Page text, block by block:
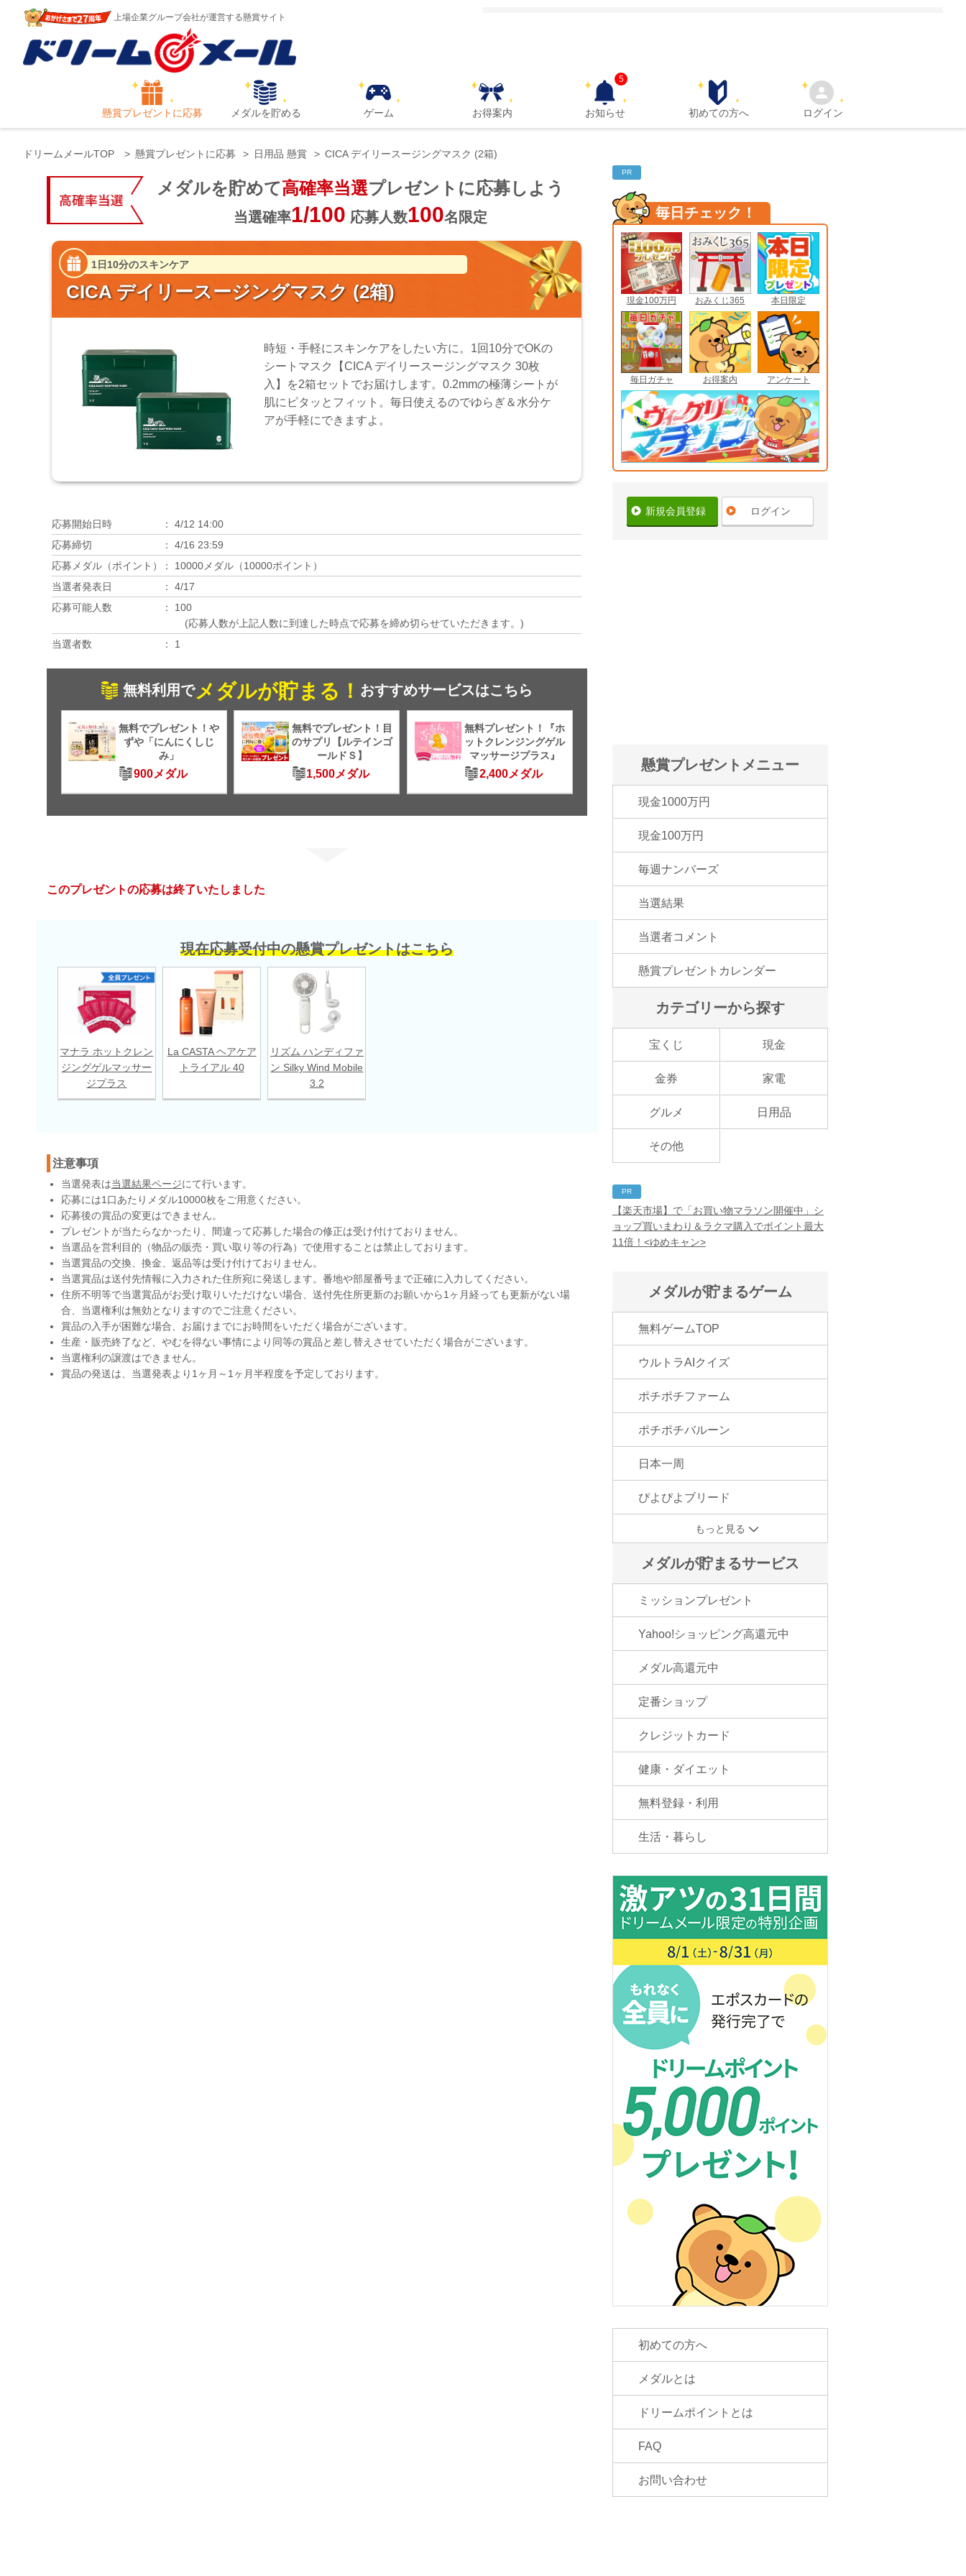
上場企業グループ会社が運営する懸賞サイト
懸賞プレゼントに応募 メダルを貯める ゲーム お得案内 お知らせ
5
初めての方へ ログイン
ドリームメールTOP 懸賞プレゼントに応募 日用品 懸賞 CICA デイリースージングマスク (2箱)
メダルを貯めて高確率当選プレゼントに応募しよう
当選確率1/100 応募人数100名限定
1日10分のスキンケア
CICA デイリースージングマスク (2箱)
時短・手軽にスキンケアをしたい方に。1回10分でOKの
シートマスク【CICA デイリースージングマスク 30枚
入】を2箱セットでお届けします。0.2mmの極薄シートが
肌にピタッとフィット。毎日使えるのでゆらぎ＆水分ケ
アが手軽にできますよ。
応募開始日時
4/12 14:00
応募締切
4/16 23:59
応募メダル（ポイント）
10000メダル（10000ポイント）
当選者発表日
4/17
応募可能人数
100
(応募人数が上記人数に到達した時点で応募を締め切らせていただきます。)
当選者数
1
無料利用でメダルが貯まる！ おすすめサービスはこちら
無料でプレゼント！や
ずや「にんにくしじ
み」
900メダル
無料でプレゼント！目
のサプリ【ルテインゴ
ールドＳ】
1,500メダル
無料プレゼント！『ホ
ットクレンジングゲル
マッサージプラス』
2,400メダル
このプレゼントの応募は終了いたしました
現在応募受付中の懸賞プレゼントはこちら
マナラ ホットクレン
ジングゲルマッサー
ジプラス
La CASTA ヘアケア
トライアル 40
リズム ハンディファ
ン Silky Wind Mobile
3.2
注意事項
当選発表は当選結果ページにて行います。
応募には1口あたりメダル10000枚をご用意ください。
応募後の賞品の変更はできません。
プレゼントが当たらなかったり、間違って応募した場合の修正は受け付けておりません。
当選品を営利目的（物品の販売・買い取り等の行為）で使用することは禁止しております。
当選賞品の交換、換金、返品等は受け付けておりません。
当選賞品は送付先情報に入力された住所宛に発送します。番地や部屋番号まで正確に入力してください。
住所不明等で当選賞品がお受け取りいただけない場合、送付先住所更新のお願いから1ヶ月経っても更新がない場
合、当選権利は無効となりますのでご注意ください。
賞品の入手が困難な場合、お届けまでにお時間をいただく場合がございます。
生産・販売終了など、やむを得ない事情により同等の賞品と差し替えさせていただく場合がございます。
当選権利の譲渡はできません。
賞品の発送は、当選発表より1ヶ月～1ヶ月半程度を予定しております。
PR
毎日チェック！
現金100万円 おみくじ365 本日限定
毎日ガチャ お得案内 アンケート
新規会員登録 ログイン
懸賞プレゼントメニュー
現金1000万円
現金100万円
毎週ナンバーズ
当選結果
当選者コメント
懸賞プレゼントカレンダー
カテゴリーから探す
宝くじ 現金
金券 家電
グルメ 日用品
その他
PR
【楽天市場】で「お買い物マラソン開催中」シ
ョップ買いまわり＆ラクマ購入でポイント最大
11倍！<ゆめキャン>
メダルが貯まるゲーム
無料ゲームTOP
ウルトラAIクイズ
ポチポチファーム
ポチポチバルーン
日本一周
ぴよぴよブリード
もっと見る
メダルが貯まるサービス
ミッションプレゼント
Yahoo!ショッピング高還元中
メダル高還元中
定番ショップ
クレジットカード
健康・ダイエット
無料登録・利用
生活・暮らし
初めての方へ
メダルとは
ドリームポイントとは
FAQ
お問い合わせ